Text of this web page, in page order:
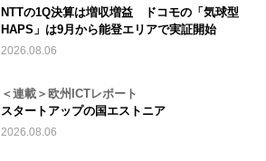
NTTの1Q決算は増収増益 ドコモの「気球型
HAPS」は9月から能登エリアで実証開始
2026.08.06
＜連載＞欧州ICTレポート
スタートアップの国エストニア
2026.08.06